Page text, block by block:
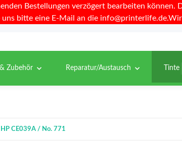
Bestellungen verzögert bearbeiten
uns bitte eine E-Mail an die
Zubehör Reparatur/Austausch Tinte
CE039A / No. 771